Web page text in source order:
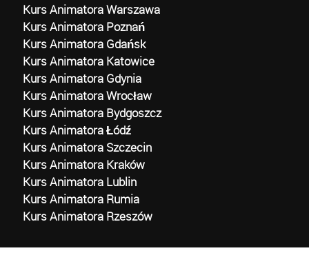
Kurs Animatora Warszawa
Kurs Animatora Poznań
Kurs Animatora Gdańsk
Kurs Animatora Katowice
Kurs Animatora Gdynia
Kurs Animatora Wrocław
Kurs Animatora Bydgoszcz
Kurs Animatora Łódź
Kurs Animatora Szczecin
Kurs Animatora Kraków
Kurs Animatora Lublin
Kurs Animatora Rumia
Kurs Animatora Rzeszów